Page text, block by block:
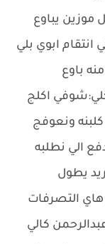
موزين يباوع
انتقام ابوي بلي
باوع
اكلج
ونعوفج
الي نطلبه
يطول
التصرفات
كالي